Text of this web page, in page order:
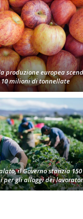
produzione europea
milioni di tonnellate
il Governo stanzia 150
per gli alloggi dei